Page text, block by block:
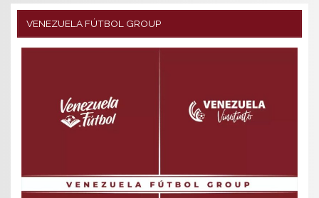
VENEZUELA FÚTBOL GROUP